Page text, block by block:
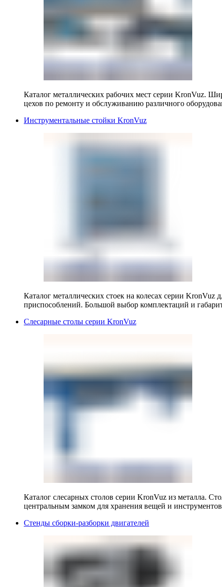
Каталог металлических рабочих мест серии KronVuz.
цехов по ремонту и обслуживанию различного
Инструментальные стойки KronVuz
Каталог металлических стоек на колесах серии KronVuz
приспособлений. Большой выбор комплектаций и
Слесарные столы серии KronVuz
Каталог слесарных столов серии KronVuz из металла.
центральным замком для хранения вещей и
Стенды сборки-разборки двигателей